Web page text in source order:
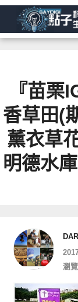
『苗栗
香草田(
薰衣草
明德水
瀏